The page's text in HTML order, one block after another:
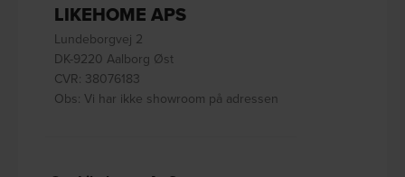
LIKEHOME APS
Lundeborgvej 2
DK-9220 Aalborg Øst
CVR: 38076183
Obs: Vi har ikke showroom på adressen